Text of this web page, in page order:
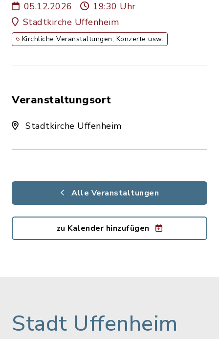
05.12.2026
19:30 Uhr
Stadtkirche Uffenheim
Kirchliche Veranstaltungen, Konzerte usw.
Veranstaltungsort
Stadtkirche Uffenheim
Alle Veranstaltungen
zu Kalender hinzufügen
Stadt Uffenheim